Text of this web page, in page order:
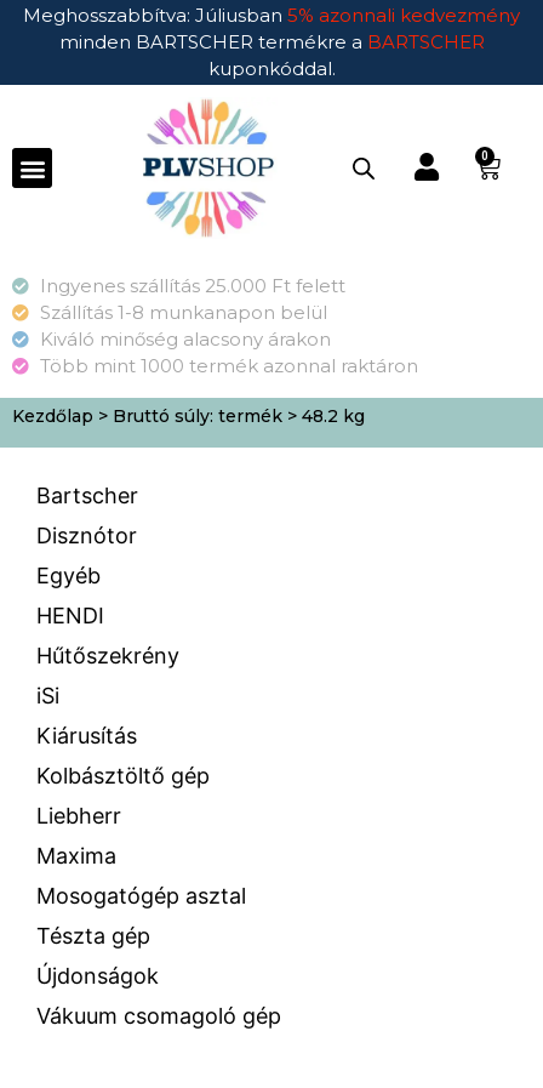
Meghosszabbítva: Júliusban 5% azonnali kedvezmény
minden BARTSCHER termékre a BARTSCHER
kuponkóddal.
0
Ingyenes szállítás 25.000 Ft felett
Szállítás 1-8 munkanapon belül
Kiváló minőség alacsony árakon
Több mint 1000 termék azonnal raktáron
Kezdőlap > Bruttó súly: termék > 48.2 kg
Bartscher
Disznótor
Egyéb
HENDI
Hűtőszekrény
iSi
Kiárusítás
Kolbásztöltő gép
Liebherr
Maxima
Mosogatógép asztal
Tészta gép
Újdonságok
Vákuum csomagoló gép